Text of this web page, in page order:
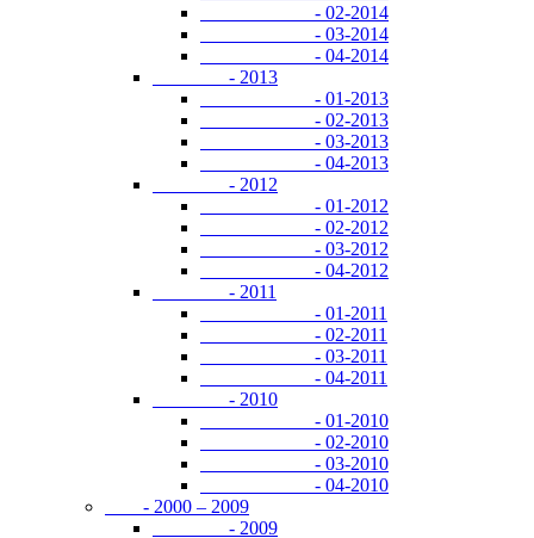
- 02-2014
- 03-2014
- 04-2014
- 2013
- 01-2013
- 02-2013
- 03-2013
- 04-2013
- 2012
- 01-2012
- 02-2012
- 03-2012
- 04-2012
- 2011
- 01-2011
- 02-2011
- 03-2011
- 04-2011
- 2010
- 01-2010
- 02-2010
- 03-2010
- 04-2010
- 2000 – 2009
- 2009